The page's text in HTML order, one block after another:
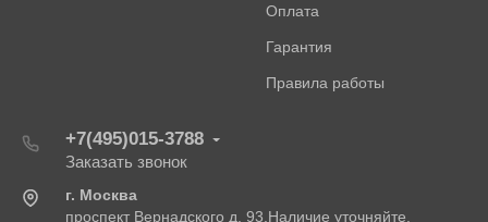
Оплата
Гарантия
Правила работы
+7(495)015-3788
Заказать звонок
г. Москва
проспект Вернадского д. 93.Наличие уточняйте.